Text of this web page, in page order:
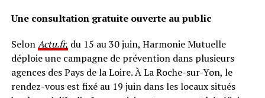
Une consultation gratuite ouverte au public
SelonActu.fr, du 15 au 30 juin, Harmonie Mutuelle
déploie une campagne de prévention dans plusieurs
agences des Pays de la Loire. À La Roche-sur-Yon, le
rendez-vous est fixé au 19 juin dans les locaux situés